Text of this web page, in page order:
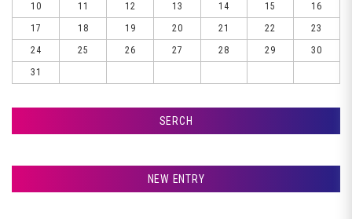
10
11 12 13 14 15
16
17
18 19 20 21 22
23
24
25 26 27 28 29
30
31
SERCH
NEW ENTRY